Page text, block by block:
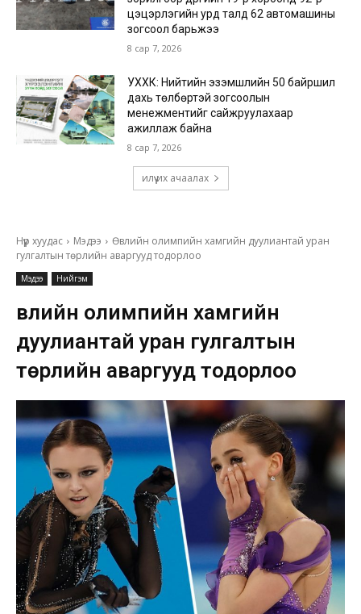
цэцэрлэгийн урд талд 62 автомашины
зогсоол барьжээ
8 сар 7, 2026
УХХК: Нийтийн эзэмшлийн 50 байршил
дахь төлбөртэй зогсоолын
менежментийг сайжруулахаар
ажиллаж байна
8 сар 7, 2026
илүү их ачаалах